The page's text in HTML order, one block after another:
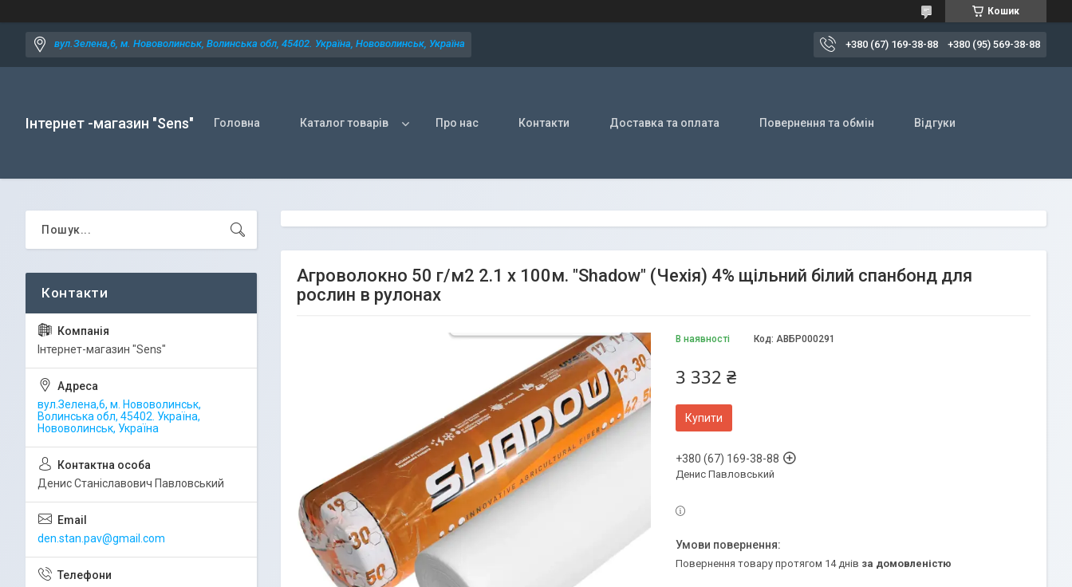
Кошик
вул.Зелена,6, м. Нововолинськ, Волинська обл, 45402. Україна, Нововолинськ, Україна +380 (67) 169-38-88 +380 (95) 569-38-88
Інтернет -магазин "Sens" Головна Каталог товарів Про нас Контакти Доставка та оплата Повернення та обмін Відгуки
Агроволокно 50 г/м2 2.1 х 100м. "Shadow" (Чехія) 4% щільний білий спанбонд для
рослин в рулонах
В наявності Код: АВБР000291
3 332 ₴
Купити
+380 (67) 169-38-88
Денис Павловський
повернення товару протягом 14 днів за домовленістю
Iнтернет-магазин "Sens"
вул.Зелена,6, м. Нововолинськ,
Волинська обл, 45402. Україна,
Нововолинськ, Україна
Денис Станіславович Павловський
den.stan.pav@gmail.com